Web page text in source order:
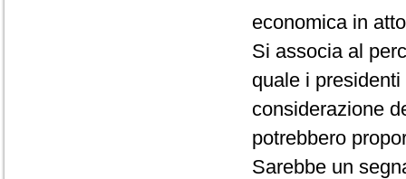
economica in
Si associa al
quale i
considerazione
potrebbero
Sarebbe un